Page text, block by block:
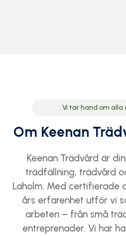
Vi tar hand om alla
Om Keenan
Keenan Trädvård är
trädfällning, trädvård
Laholm. Med certifierade
års erfarenhet utför vi
arbeten – från små
entreprenader. Vi har